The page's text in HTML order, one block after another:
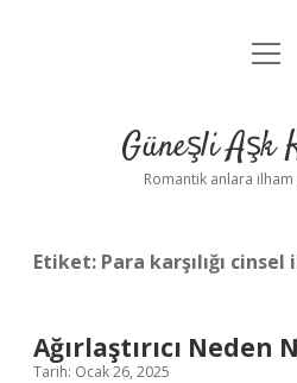
Anasayfa
Yasal
Güneşli Aşk
Romantik anlara
Etiket: Para karşılığı
Ağırlaştırıcı Neden
Tarih: Ocak 26, 2025